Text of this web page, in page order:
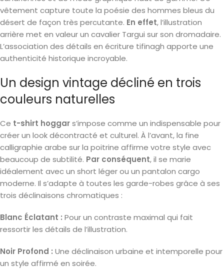
vêtement capture toute la poésie des hommes bleus du
désert de façon très percutante. En effet, l’illustration
arrière met en valeur un cavalier Targui sur son dromadaire.
L’association des détails en écriture tifinagh apporte une
authenticité historique incroyable.
Un design vintage décliné en trois
couleurs naturelles
Ce t-shirt hoggars’impose comme un indispensable pour
créer un look décontracté et culturel. À l’avant, la fine
calligraphie arabe sur la poitrine affirme votre style avec
beaucoup de subtilité. Par conséquent, il se marie
idéalement avec un short léger ou un pantalon cargo
moderne. Il s’adapte à toutes les garde-robes grâce à ses
trois déclinaisons chromatiques :
Blanc Éclatant : Pour un contraste maximal qui fait
ressortir les détails de l’illustration.
Noir Profond : Une déclinaison urbaine et intemporelle pour
un style affirmé en soirée.